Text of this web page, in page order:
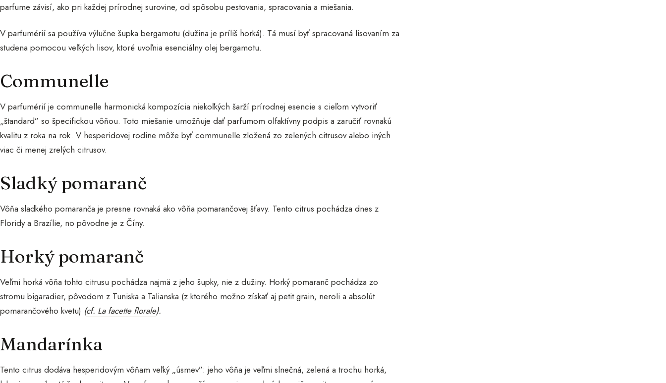
parfume závisí, ako pri každej prírodnej surovine, od spôsobu pestovania, spracovania a miešania.
V parfumérií sa používa výlučne šupka bergamotu (dužina je príliš horká). Tá musí byť spracovaná lisovaním za
studena pomocou veľkých lisov, ktoré uvoľnia esenciálny olej bergamotu.
Communelle
V parfumérií je communelle harmonická kompozícia niekoľkých šarží prírodnej esencie s cieľom vytvoriť
„štandard” so špecifickou vôňou. Toto miešanie umožňuje dať parfumom olfaktívny podpis a zaručiť rovnakú
kvalitu z roka na rok. V hesperidovej rodine môže byť communelle zložená zo zelených citrusov alebo iných
viac či menej zrelých citrusov.
Sladký pomaranč
Vôňa sladkého pomaranča je presne rovnaká ako vôňa pomarančovej šťavy. Tento citrus pochádza dnes z
Floridy a Brazílie, no pôvodne je z Číny.
Horký pomaranč
Veľmi horká vôňa tohto citrusu pochádza najmä z jeho šupky, nie z dužiny. Horký pomaranč pochádza zo
stromu bigaradier, pôvodom z Tuniska a Talianska (z ktorého možno získať aj petit grain, neroli a absolút
pomarančového kvetu) (cf. La facette florale).
Mandarínka
Tento citrus dodáva hesperidovým vôňam veľký „úsmev”: jeho vôňa je veľmi slnečná, zelená a trochu horká,